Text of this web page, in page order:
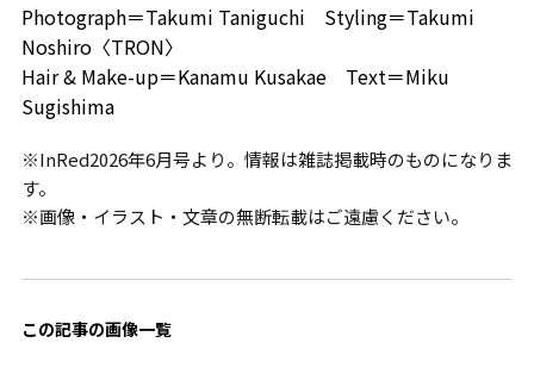
Photograph＝Takumi Taniguchi Styling＝Takumi
Noshiro〈TRON〉
Hair & Make-up＝Kanamu Kusakae Text＝Miku
Sugishima
※InRed2026年6月号より。情報は雑誌掲載時のものになりま
す。
※画像・イラスト・文章の無断転載はご遠慮ください。
この記事の画像一覧